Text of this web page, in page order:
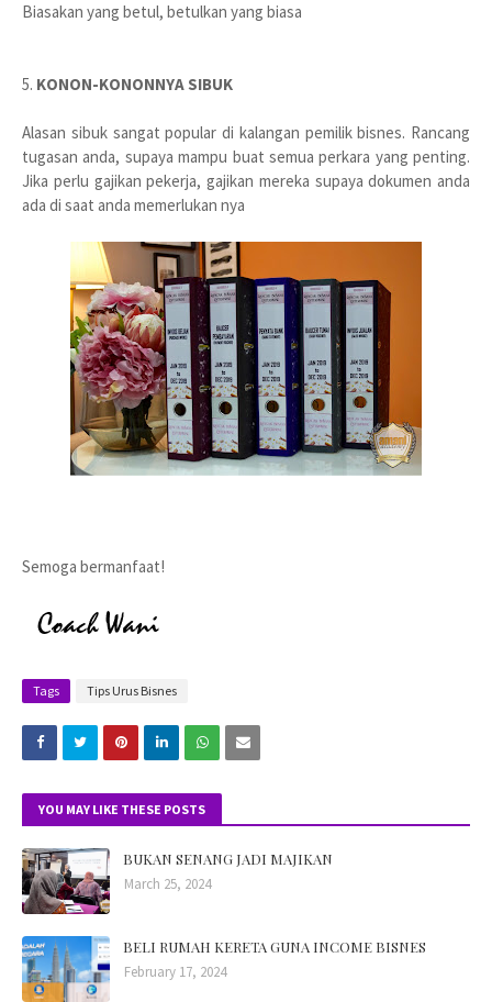
Biasakan yang betul, betulkan yang biasa
5. KONON-KONONNYA SIBUK
Alasan sibuk sangat popular di kalangan pemilik bisnes. Rancang
tugasan anda, supaya mampu buat semua perkara yang penting.
Jika perlu gajikan pekerja, gajikan mereka supaya dokumen anda
ada di saat anda memerlukan nya
Semoga bermanfaat!
Tags Tips Urus Bisnes
YOU MAY LIKE THESE POSTS
BUKAN SENANG JADI MAJIKAN
March 25, 2024
BELI RUMAH KERETA GUNA INCOME BISNES
February 17, 2024